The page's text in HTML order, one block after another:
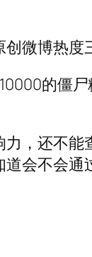
微博热度
的僵
，还不
会不会通